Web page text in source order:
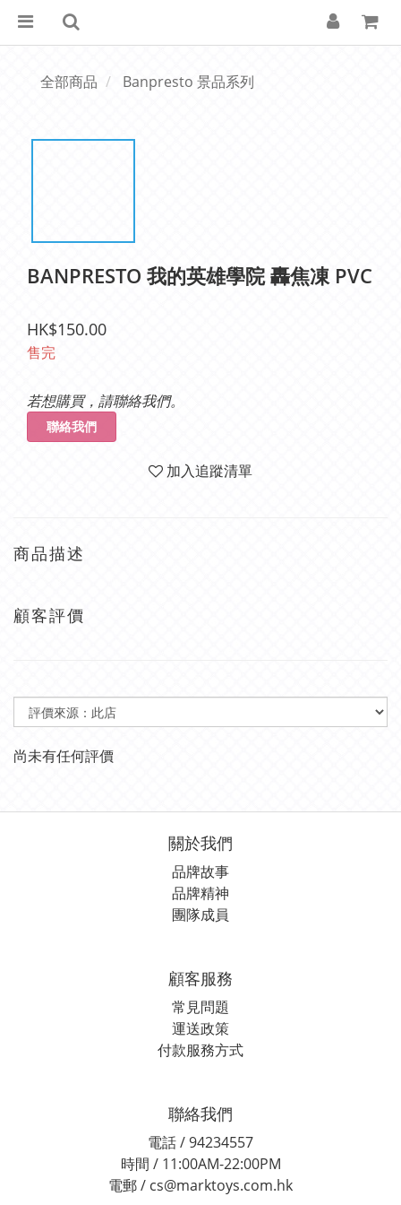
全部商品 Banpresto 景品系列
BANPRESTO 我的英雄學院 轟焦凍 PVC
HK$150.00
售完
若想購買，請聯絡我們。
聯絡我們
加入追蹤清單
商品描述
顧客評價
尚未有任何評價
關於我們
品牌故事
品牌精神
團隊成員
顧客服務
常見問題
運送政策
付款服務方式
聯絡我們
電話 / 94234557
時間 / 11:00AM-22:00PM
電郵 / cs@marktoys.com.hk